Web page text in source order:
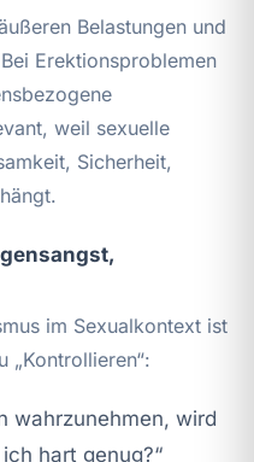
Belastungen und
Erektionsproblemen
weil sexuelle
Sicherheit,
im Sexualkontext ist
„Kontrollieren“:
wahrzunehmen, wird
hart genug?“